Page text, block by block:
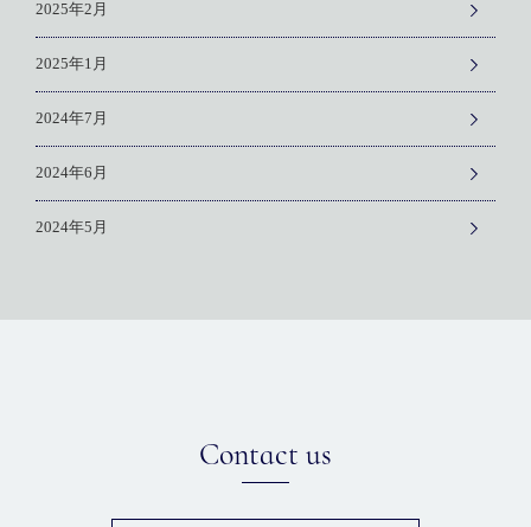
2025年2月
2025年1月
2024年7月
2024年6月
2024年5月
Contact us